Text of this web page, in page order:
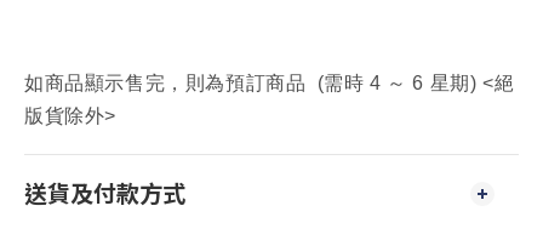
如商品顯示售完，則為預訂商品 (需時 4 ～ 6 星期) <絕
版貨除外>
送貨及付款方式